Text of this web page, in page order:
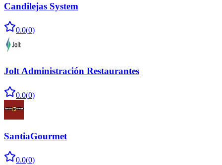
Candilejas System
0.0(0)
Jolt Administración Restaurantes
0.0(0)
SantiaGourmet
0.0(0)